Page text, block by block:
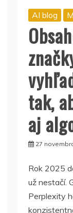
AI blog
tak,
aj
27
Rok 2025
už nestačí.
Perplexity